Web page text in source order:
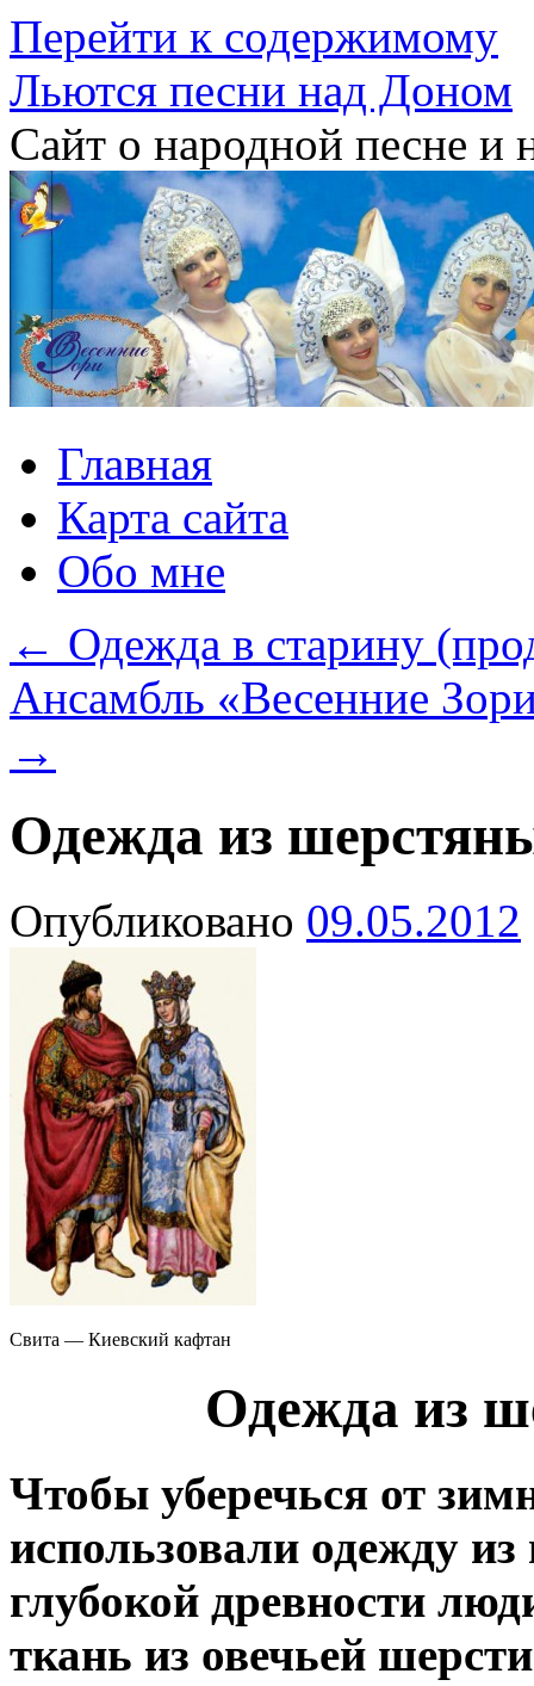
Перейти к содержимому
Льются песни над Доном
Сайт о народной песне и
Главная
Карта сайта
Обо мне
← Одежда в старину
Ансамбль «Весенние
→
Одежда из
Опубликовано 09.05.2012
Свита — Киевский кафтан
Одежда из
Чтобы уберечься от
использовали одежду
глубокой древности
ткань из овечьей